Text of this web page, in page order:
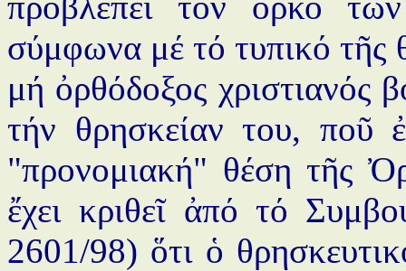
σύμφωνα μέ τό τυπικό
μή ὀρθόδοξος χριστιανός
τήν θρησκείαν του, ποῦ
"προνομιακή" θέση τῆς
ἔχει κριθεῖ ἀπό τό
2601/98) ὅτι ὁ